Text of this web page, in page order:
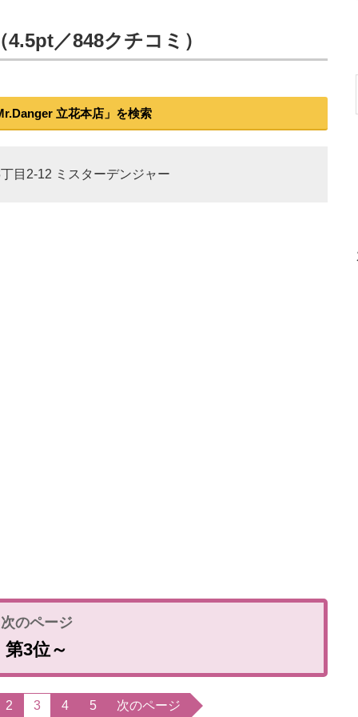
／848クチコミ）
立花本店」を検索
目2-12 ミスターデンジャー
第3位～
2 3 4 5 次のページ